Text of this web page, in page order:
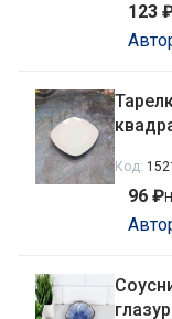
123
Код:
96 ₽